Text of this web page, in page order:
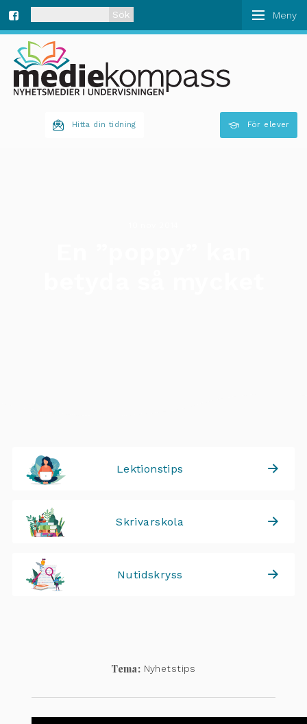
ce
När automatisk komplettering av resultat är
Hitta din tidning För elever
Lektionstips
Skrivarskola
Nutidskryss
Tema: Nyhetstips